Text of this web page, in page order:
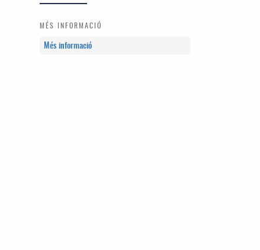
MÉS INFORMACIÓ
Més informació